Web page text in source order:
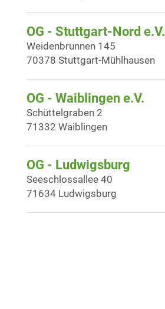
OG - Stuttgart-Nord e.V.
Weidenbrunnen 145
70378 Stuttgart-Mühlhausen
OG - Waiblingen e.V.
Schüttelgraben 2
71332 Waiblingen
OG - Ludwigsburg
Seeschlossallee 40
71634 Ludwigsburg